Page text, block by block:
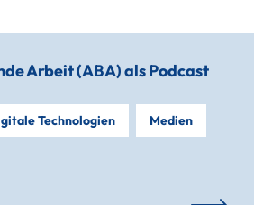
Arbeit (ABA) als Podcast
Technologien Medien